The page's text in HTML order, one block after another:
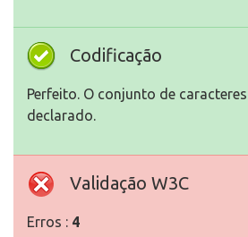
Codificação
Perfeito. O conjunto de
declarado.
Validação W3C
Erros : 4